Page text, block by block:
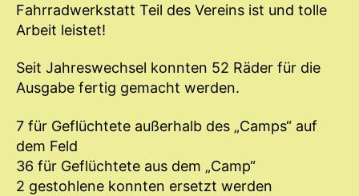
Fahrradwerkstatt Teil des Vereins ist und tolle
Arbeit leistet!
Seit Jahreswechsel konnten 52 Räder für die
Ausgabe fertig gemacht werden.
7 für Geflüchtete außerhalb des „Camps“ auf
dem Feld
36 für Geflüchtete aus dem „Camp“
2 gestohlene konnten ersetzt werden